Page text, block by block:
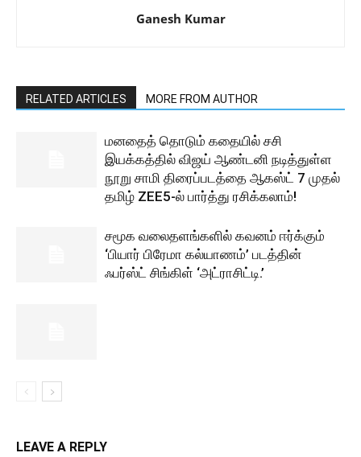
Ganesh Kumar
RELATED ARTICLES MORE FROM AUTHOR
மனதைத் தொடும் கதையில் சசி
இயக்கத்தில் விஜய் ஆண்டனி நடித்துள்ள
நூறு சாமி திரைப்படத்தை ஆகஸ்ட் 7 முதல்
தமிழ் ZEE5-ல் பார்த்து ரசிக்கலாம்!
சமூக வலைதளங்களில் கவனம் ஈர்க்கும்
‘பியார் பிரேமா கல்யாணம்’ படத்தின்
ஃபர்ஸ்ட் சிங்கிள் ‘அட்ராசிட்டி.’
LEAVE A REPLY